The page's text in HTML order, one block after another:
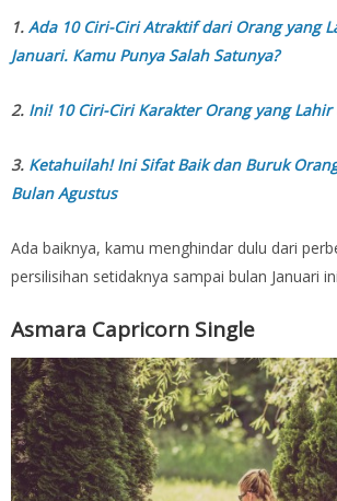
1. Ada 10 Ciri-Ciri Atraktif dari Orang yang
Januari. Kamu Punya Salah Satunya?
2. Ini! 10 Ciri-Ciri Karakter Orang yang
3. Ketahuilah! Ini Sifat Baik dan Buruk
Bulan Agustus
Ada baiknya, kamu menghindar dulu dari
persilisihan setidaknya sampai bulan Januari
Asmara Capricorn Single